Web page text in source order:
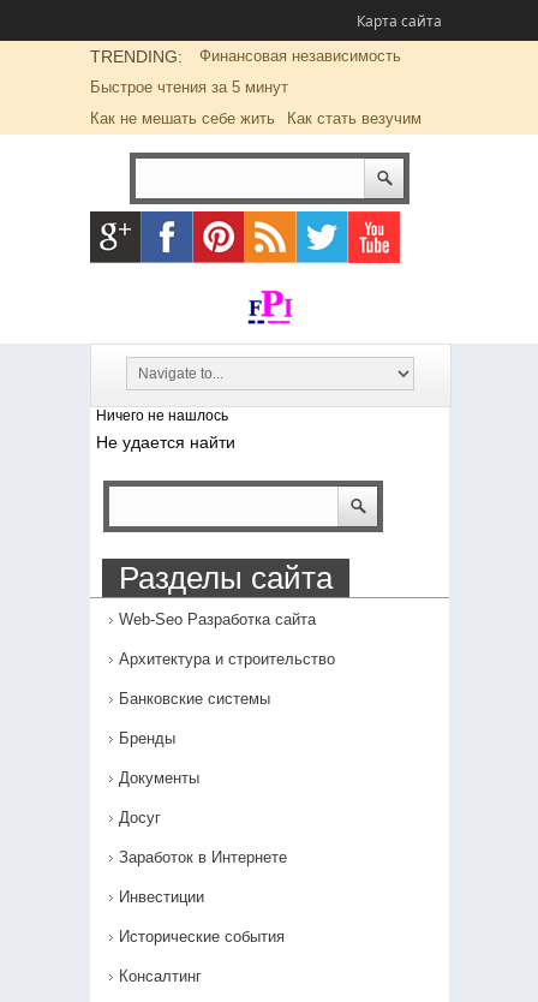
Карта сайта
TRENDING:
Финансовая независимость
Быстрое чтения за 5 минут
Как не мешать себе жить
Как стать везучим
Ничего не нашлось
Не удается найти
Разделы сайта
Web-Seo Разработка сайта
Архитектура и строительство
Банковские системы
Бренды
Документы
Досуг
Заработок в Интернете
Инвестиции
Исторические события
Консалтинг